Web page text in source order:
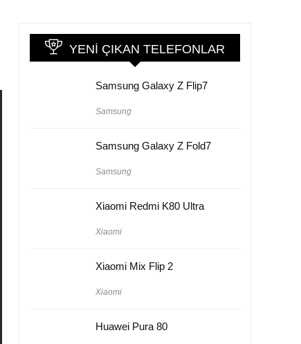
YENI ÇIKAN TELEFONLAR
Samsung Galaxy Z Flip7
Samsung
Samsung Galaxy Z Fold7
Samsung
Xiaomi Redmi K80 Ultra
Xiaomi
Xiaomi Mix Flip 2
Xiaomi
Huawei Pura 80